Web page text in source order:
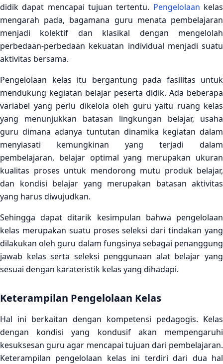
didik dapat mencapai tujuan tertentu. Pengelolaan kelas
mengarah pada, bagamana guru menata pembelajaran
menjadi kolektif dan klasikal dengan mengelolah
perbedaan-perbedaan kekuatan individual menjadi suatu
aktivitas bersama.
Pengelolaan kelas itu bergantung pada fasilitas untuk
mendukung kegiatan belajar peserta didik. Ada beberapa
variabel yang perlu dikelola oleh guru yaitu ruang kelas
yang menunjukkan batasan lingkungan belajar, usaha
guru dimana adanya tuntutan dinamika kegiatan dalam
menyiasati kemungkinan yang terjadi dalam
pembelajaran, belajar optimal yang merupakan ukuran
kualitas proses untuk mendorong mutu produk belajar,
dan kondisi belajar yang merupakan batasan aktivitas
yang harus diwujudkan.
Sehingga dapat ditarik kesimpulan bahwa pengelolaan
kelas merupakan suatu proses seleksi dari tindakan yang
dilakukan oleh guru dalam fungsinya sebagai penanggung
jawab kelas serta seleksi penggunaan alat belajar yang
sesuai dengan karateristik kelas yang dihadapi.
Keterampilan Pengelolaan Kelas
Hal ini berkaitan dengan kompetensi pedagogis. Kelas
dengan kondisi yang kondusif akan mempengaruhi
kesuksesan guru agar mencapai tujuan dari pembelajaran.
Keterampilan pengelolaan kelas ini terdiri dari dua hal